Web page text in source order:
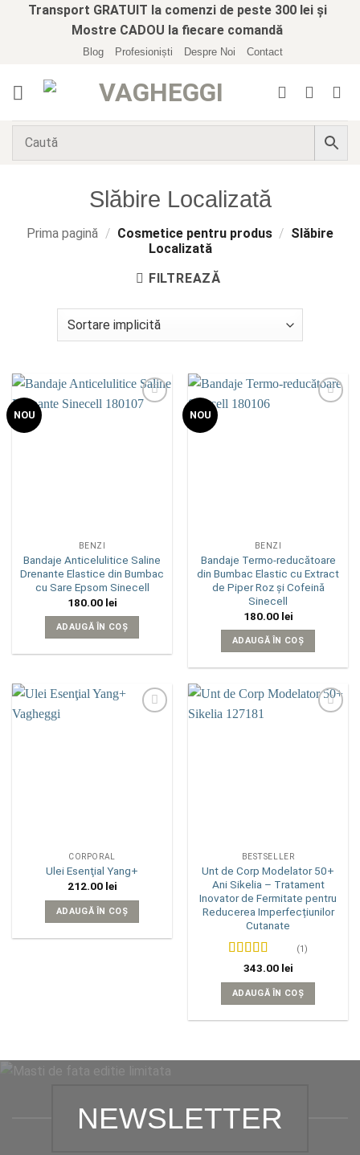
Transport GRATUIT la comenzi de peste 300 lei și
Mostre CADOU la fiecare comandă
Blog Profesioniști Despre Noi Contact
Slăbire Localizată
Prima pagină / Cosmetice pentru produs / Slăbire
Localizată
FILTREAZĂ
NOU
BENZI
Bandaje Anticelulitice Saline
Drenante Elastice din Bumbac
cu Sare Epsom Sinecell
180.00 lei
ADAUGĂ ÎN COȘ
NOU
BENZI
Bandaje Termo-reducătoare
din Bumbac Elastic cu Extract
de Piper Roz și Cofeină
Sinecell
180.00 lei
ADAUGĂ ÎN COȘ
CORPORAL
Ulei Esenţial Yang+
212.00 lei
ADAUGĂ ÎN COȘ
BESTSELLER
Unt de Corp Modelator 50+
Ani Sikelia – Tratament
Inovator de Fermitate pentru
Reducerea Imperfecțiunilor
Cutanate
Evaluat la5
din 5
(1)
343.00 lei
ADAUGĂ ÎN COȘ
NEWSLETTER